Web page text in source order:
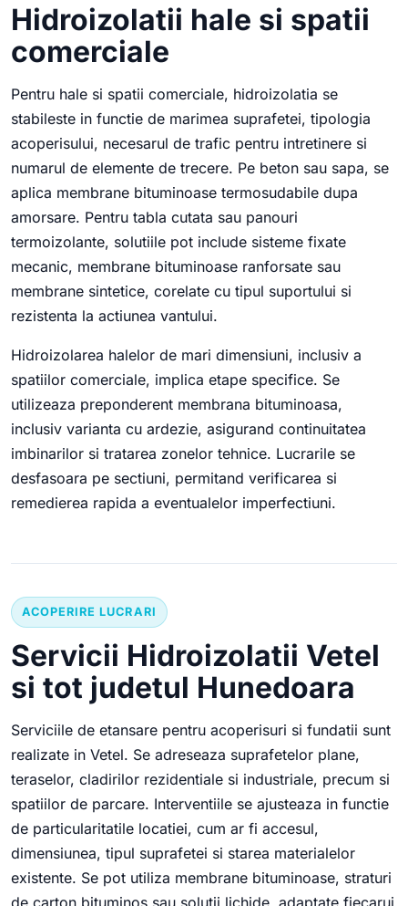
Hidroizolatii hale si spatii
comerciale
Pentru hale si spatii comerciale, hidroizolatia se
stabileste in functie de marimea suprafetei, tipologia
acoperisului, necesarul de trafic pentru intretinere si
numarul de elemente de trecere. Pe beton sau sapa, se
aplica membrane bituminoase termosudabile dupa
amorsare. Pentru tabla cutata sau panouri
termoizolante, solutiile pot include sisteme fixate
mecanic, membrane bituminoase ranforsate sau
membrane sintetice, corelate cu tipul suportului si
rezistenta la actiunea vantului.
Hidroizolarea halelor de mari dimensiuni, inclusiv a
spatiilor comerciale, implica etape specifice. Se
utilizeaza preponderent membrana bituminoasa,
inclusiv varianta cu ardezie, asigurand continuitatea
imbinarilor si tratarea zonelor tehnice. Lucrarile se
desfasoara pe sectiuni, permitand verificarea si
remedierea rapida a eventualelor imperfectiuni.
ACOPERIRE LUCRARI
Servicii Hidroizolatii Vetel
si tot judetul Hunedoara
Serviciile de etansare pentru acoperisuri si fundatii sunt
realizate in Vetel. Se adreseaza suprafetelor plane,
teraselor, cladirilor rezidentiale si industriale, precum si
spatiilor de parcare. Interventiile se ajusteaza in functie
de particularitatile locatiei, cum ar fi accesul,
dimensiunea, tipul suprafetei si starea materialelor
existente. Se pot utiliza membrane bituminoase, straturi
de carton bituminos sau solutii lichide, adaptate fiecarui